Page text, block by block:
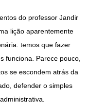
do professor Jandir
lição aparentemente
temos que fazer
funciona. Parece pouco,
se escondem atrás da
defender o simples